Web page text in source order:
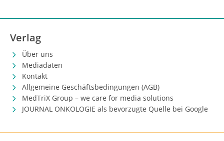
Verlag
Über uns
Mediadaten
Kontakt
Allgemeine Geschäftsbedingungen (AGB)
MedTriX Group – we care for media solutions
JOURNAL ONKOLOGIE als bevorzugte Quelle bei Google